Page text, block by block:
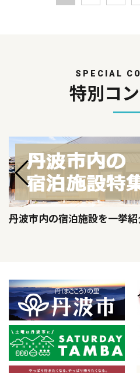
SPECIAL
特別コ
丹波市内の宿泊施設を一挙紹